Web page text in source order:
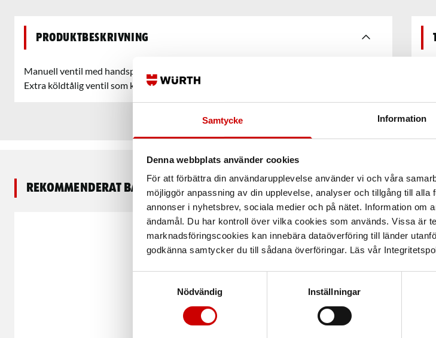
Samtycke Information
Denna webbplats använder cookies
För att förbättra din användarupplevelse använder vi och våra
möjliggör anpassning av din upplevelse, analyser och tillgång till
annonser i nyhetsbrev, sociala medier och på nätet. Information om
ändamål. Du har kontroll över vilka cookies som används. Vissa är
marknadsföringscookies kan innebära dataöverföring till länder
godkänna samtycker du till sådana överföringar. Läs vår
Nödvändig
Inställningar
Produktbeskrivning
Manuell ventil med handspak och 3/2-funktion. Hanterar flöden upp till 700 Nl/min.
Extra köldtålig ventil som klarar temperaturer ned till -40 °C.
Rekommenderat baserat på vald produkt